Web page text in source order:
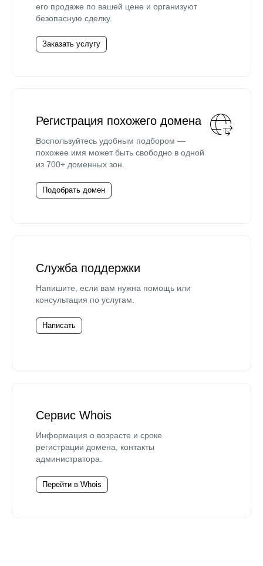
его продаже по вашей цене и организуют
безопасную сделку.
Заказать услугу
Регистрация похожего домена
Воспользуйтесь удобным подбором —
похожее имя может быть свободно в одной
из 700+ доменных зон.
Подобрать домен
Служба поддержки
Напишите, если вам нужна помощь или
консультация по услугам.
Написать
Сервис Whois
Информация о возрасте и сроке
регистрации домена, контакты
администратора.
Перейти в Whois